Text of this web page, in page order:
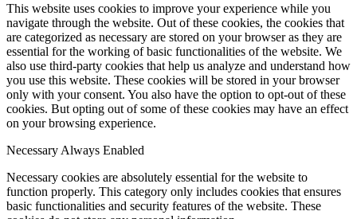
This website uses cookies to improve your experience while you
navigate through the website. Out of these cookies, the cookies that
are categorized as necessary are stored on your browser as they are
essential for the working of basic functionalities of the website. We
also use third-party cookies that help us analyze and understand how
you use this website. These cookies will be stored in your browser
only with your consent. You also have the option to opt-out of these
cookies. But opting out of some of these cookies may have an effect
on your browsing experience.
Necessary Always Enabled
Necessary cookies are absolutely essential for the website to
function properly. This category only includes cookies that ensures
basic functionalities and security features of the website. These